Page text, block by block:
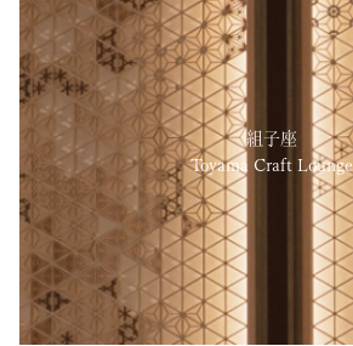
組子座
Toyama Craft Lounge